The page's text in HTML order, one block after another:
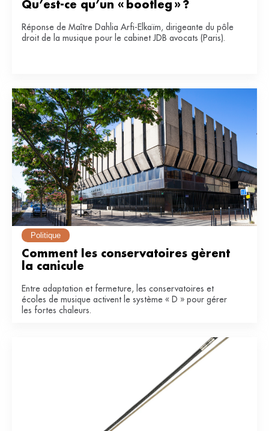
Qu’est-ce qu’un « bootleg » ?
Réponse de Maître Dahlia Arfi-Elkaïm, dirigeante du pôle
droit de la musique pour le cabinet JDB avocats (Paris).
Politique
Comment les conservatoires gèrent
la canicule
Entre adaptation et fermeture, les conservatoires et
écoles de musique activent le système « D » pour gérer
les fortes chaleurs.